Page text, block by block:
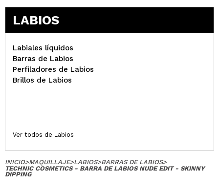
LABIOS
Labiales líquidos
Barras de Labios
Perfiladores de Labios
Brillos de Labios
Ver todos de Labios
INICIO>MAQUILLAJE>LABIOS>BARRAS DE LABIOS>
TECHNIC COSMETICS - BARRA DE LABIOS NUDE EDIT - SKINNY
DIPPING